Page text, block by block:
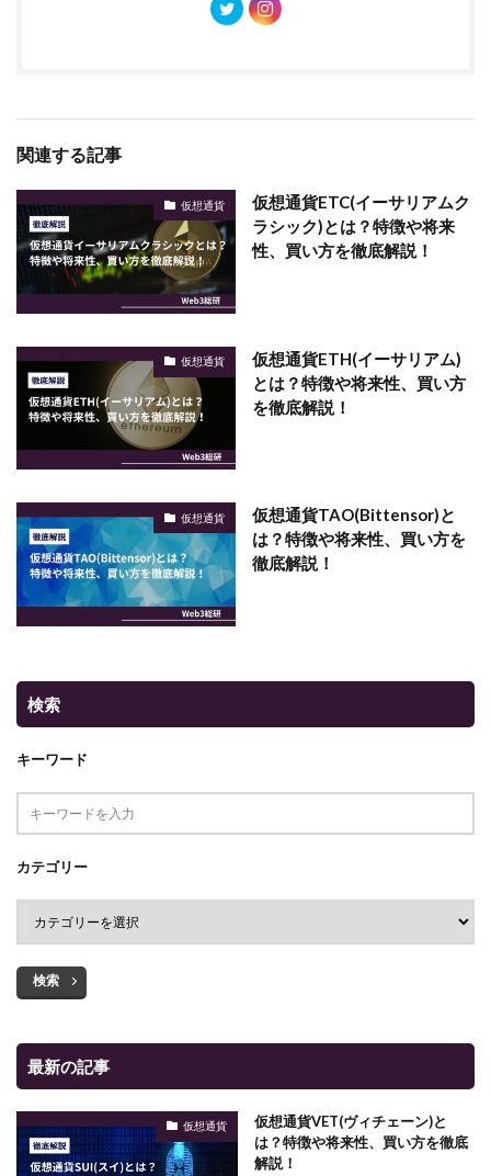
関連する記事
仮想通貨
仮想通貨ETC(イーサリアムク
ラシック)とは？特徴や将来
性、買い方を徹底解説！
仮想通貨
仮想通貨ETH(イーサリアム)
とは？特徴や将来性、買い方
を徹底解説！
仮想通貨
仮想通貨TAO(Bittensor)と
は？特徴や将来性、買い方を
徹底解説！
検索
キーワード
カテゴリー
検索
最新の記事
仮想通貨
仮想通貨VET(ヴィチェーン)と
は？特徴や将来性、買い方を徹底
解説！